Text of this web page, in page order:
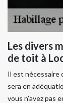
Les divers
de toit à
Il est nécessaire
sera en
vous n’avez pas